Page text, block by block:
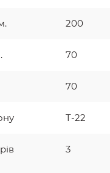
200
70
70
T-22
3